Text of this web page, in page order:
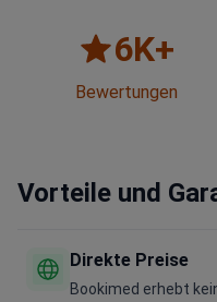
6K+
Bewertungen
Vorteile und
Direkte Preise
Bookimed erhebt